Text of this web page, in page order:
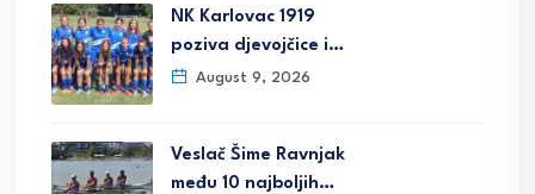
NK Karlovac 1919
poziva djevojčice i…
August 9, 2026
Veslač Šime Ravnjak
među 10 najboljih…